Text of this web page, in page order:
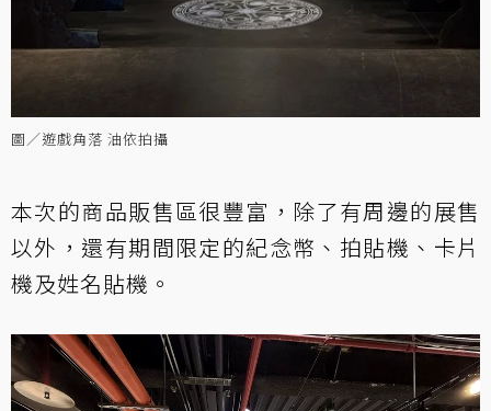
圖／遊戲角落 油依拍攝
本次的商品販售區很豐富，除了有周邊的展售
以外，還有期間限定的紀念幣、拍貼機、卡片
機及姓名貼機。